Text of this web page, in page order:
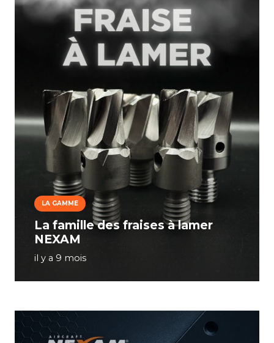
LA GAMME
La famille des fraises à lamer
NEXAM
il y a 9 mois